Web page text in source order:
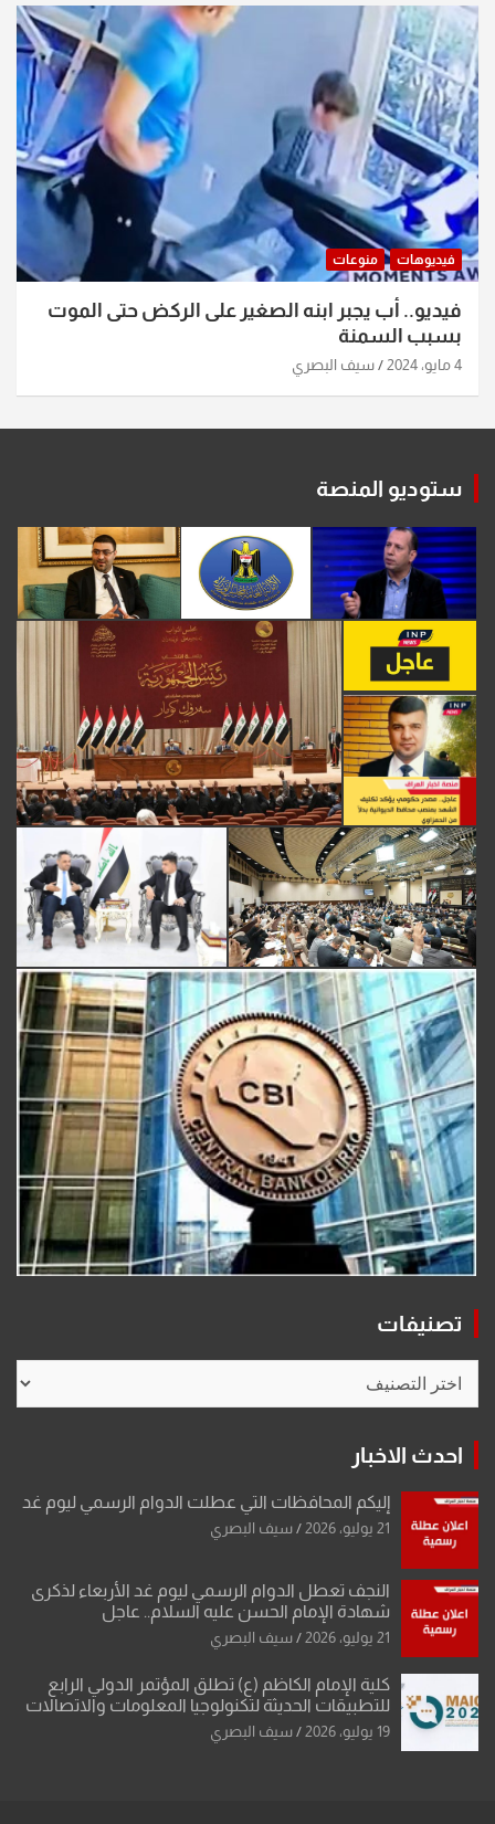
فيديوهات منوعات
فيديو.. أب يجبر ابنه الصغير على الركض حتى الموت
بسبب السمنة
4 مايو، 2024 سيف البصري
ستوديو المنصة
تصنيفات
تصنيفات
احدث الاخبار
إليكم المحافظات التي عطلت الدوام الرسمي ليوم غد
21 يوليو، 2026 سيف البصري
النجف تعطل الدوام الرسمي ليوم غد الأربعاء لذكرى
شهادة الإمام الحسن عليه السلام.. عاجل
21 يوليو، 2026 سيف البصري
كلية الإمام الكاظم (ع) تطلق المؤتمر الدولي الرابع
للتطبيقات الحديثة لتكنولوجيا المعلومات والاتصالات
19 يوليو، 2026 سيف البصري